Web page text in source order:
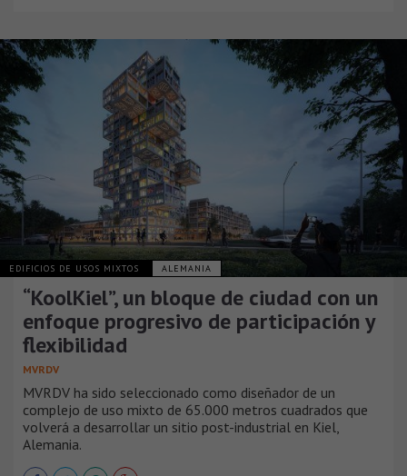
EDIFICIOS DE USOS MIXTOS ALEMANIA
“KoolKiel”, un bloque de ciudad con un
enfoque progresivo de participación y
flexibilidad
MVRDV
MVRDV ha sido seleccionado como diseñador de un
complejo de uso mixto de 65.000 metros cuadrados que
volverá a desarrollar un sitio post-industrial en Kiel,
Alemania.